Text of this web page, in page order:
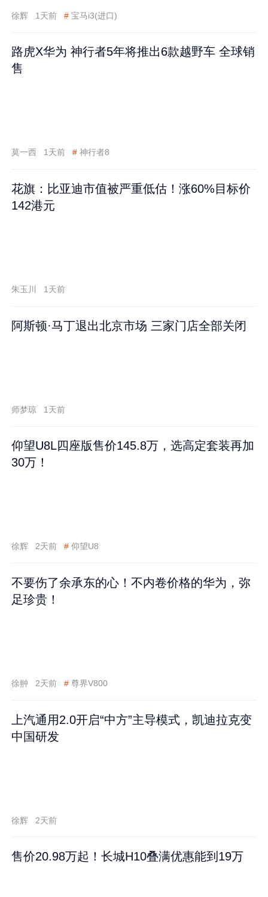
徐辉 1天前 # 宝马i3(进口)
路虎X华为 神行者5年将推出6款越野车 全球销
售
莫一西 1天前 # 神行者8
花旗：比亚迪市值被严重低估！涨60%目标价
142港元
朱玉川 1天前
阿斯顿·马丁退出北京市场 三家门店全部关闭
师梦琼 1天前
仰望U8L四座版售价145.8万，选高定套装再加
30万！
徐辉 2天前 # 仰望U8
不要伤了余承东的心！不内卷价格的华为，弥
足珍贵！
徐翀 2天前 # 尊界V800
上汽通用2.0开启“中方”主导模式，凯迪拉克变
中国研发
徐辉 2天前
售价20.98万起！长城H10叠满优惠能到19万